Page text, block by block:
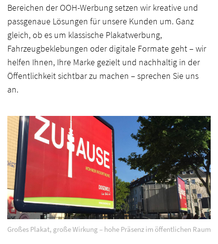
Bereichen der OOH-Werbung setzen wir kreative und
passgenaue Lösungen für unsere Kunden um. Ganz
gleich, ob es um klassische Plakatwerbung,
Fahrzeugbeklebungen oder digitale Formate geht – wir
helfen Ihnen, Ihre Marke gezielt und nachhaltig in der
Öffentlichkeit sichtbar zu machen – sprechen Sie uns
an.
Großes Plakat, große Wirkung – hohe Präsenz im öffentlichen Raum